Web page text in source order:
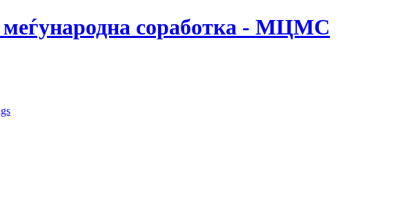
меѓународна соработка - МЦМС